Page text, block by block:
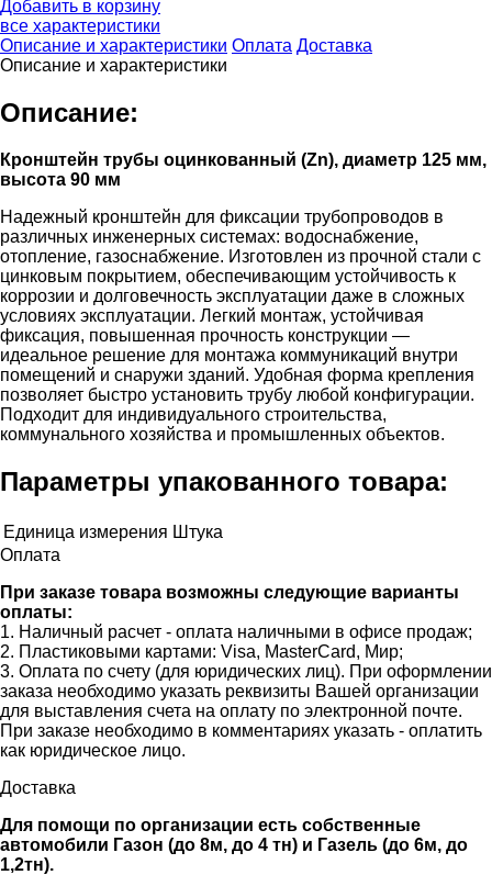
Добавить в корзину
все характеристики
Описание и характеристики Оплата Доставка
Описание и характеристики
Описание:
Кронштейн трубы оцинкованный (Zn), диаметр 125 мм,
высота 90 мм
Надежный кронштейн для фиксации трубопроводов в
различных инженерных системах: водоснабжение,
отопление, газоснабжение. Изготовлен из прочной стали с
цинковым покрытием, обеспечивающим устойчивость к
коррозии и долговечность эксплуатации даже в сложных
условиях эксплуатации. Легкий монтаж, устойчивая
фиксация, повышенная прочность конструкции —
идеальное решение для монтажа коммуникаций внутри
помещений и снаружи зданий. Удобная форма крепления
позволяет быстро установить трубу любой конфигурации.
Подходит для индивидуального строительства,
коммунального хозяйства и промышленных объектов.
Параметры упакованного товара:
Единица измерения Штука
Оплата
При заказе товара возможны следующие варианты
оплаты:
1. Наличный расчет - оплата наличными в офисе продаж;
2. Пластиковыми картами: Visa, MasterCard, Мир;
3. Оплата по счету (для юридических лиц). При оформлении
заказа необходимо указать реквизиты Вашей организации
для выставления счета на оплату по электронной почте.
При заказе необходимо в комментариях указать - оплатить
как юридическое лицо.
Доставка
Для помощи по организации есть собственные
автомобили Газон (до 8м, до 4 тн) и Газель (до 6м, до
1,2тн).